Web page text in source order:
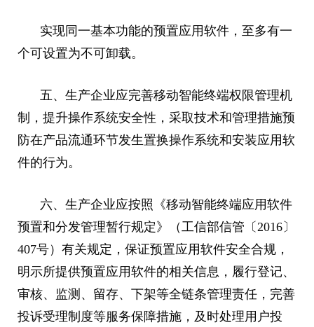
实现同一基本功能的预置应用软件，至多有一
个可设置为不可卸载。
五、生产企业应完善移动智能终端权限管理机
制，提升操作系统安全性，采取技术和管理措施预
防在产品流通环节发生置换操作系统和安装应用软
件的行为。
六、生产企业应按照《移动智能终端应用软件
预置和分发管理暂行规定》（工信部信管〔2016〕
407号）有关规定，保证预置应用软件安全合规，
明示所提供预置应用软件的相关信息，履行登记、
审核、监测、留存、下架等全链条管理责任，完善
投诉受理制度等服务保障措施，及时处理用户投